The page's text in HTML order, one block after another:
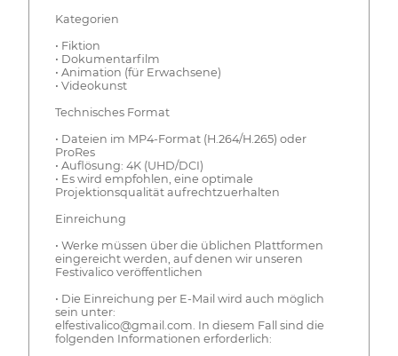
Kategorien
• Fiktion
• Dokumentarfilm
• Animation (für Erwachsene)
• Videokunst
Technisches Format
• Dateien im MP4-Format (H.264/H.265) oder
ProRes
• Auflösung: 4K (UHD/DCI)
• Es wird empfohlen, eine optimale
Projektionsqualität aufrechtzuerhalten
Einreichung
• Werke müssen über die üblichen Plattformen
eingereicht werden, auf denen wir unseren
Festivalico veröffentlichen
• Die Einreichung per E-Mail wird auch möglich
sein unter:
elfestivalico@gmail.com. In diesem Fall sind die
folgenden Informationen erforderlich: